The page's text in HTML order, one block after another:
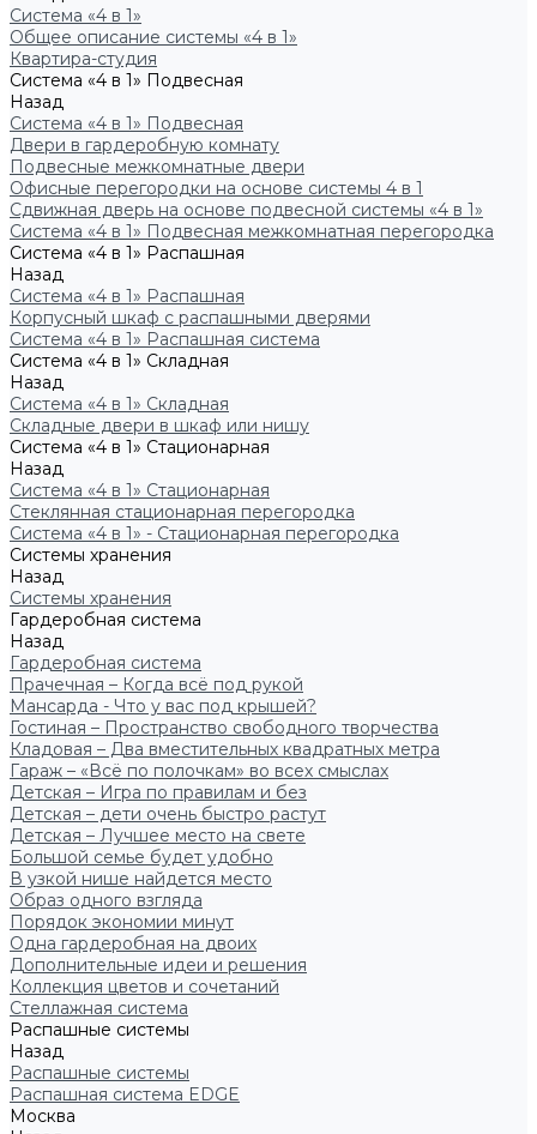
Система «4 в 1»
Общее описание системы «4 в 1»
Квартира-студия
Система «4 в 1» Подвесная
Назад
Система «4 в 1» Подвесная
Двери в гардеробную комнату
Подвесные межкомнатные двери
Офисные перегородки на основе системы 4 в 1
Сдвижная дверь на основе подвесной системы «4 в 1»
Система «4 в 1» Подвесная межкомнатная перегородка
Система «4 в 1» Распашная
Назад
Система «4 в 1» Распашная
Корпусный шкаф с распашными дверями
Система «4 в 1» Распашная система
Система «4 в 1» Складная
Назад
Система «4 в 1» Складная
Складные двери в шкаф или нишу
Система «4 в 1» Стационарная
Назад
Система «4 в 1» Стационарная
Стеклянная стационарная перегородка
Система «4 в 1» - Стационарная перегородка
Системы хранения
Назад
Системы хранения
Гардеробная система
Назад
Гардеробная система
Прачечная – Когда всё под рукой
Мансарда - Что у вас под крышей?
Гостиная – Пространство свободного творчества
Кладовая – Два вместительных квадратных метра
Гараж – «Всё по полочкам» во всех смыслах
Детская – Игра по правилам и без
Детская – дети очень быстро растут
Детская – Лучшее место на свете
Большой семье будет удобно
В узкой нише найдется место
Образ одного взгляда
Порядок экономии минут
Одна гардеробная на двоих
Дополнительные идеи и решения
Коллекция цветов и сочетаний
Стеллажная система
Распашные системы
Назад
Распашные системы
Распашная система EDGE
Москва